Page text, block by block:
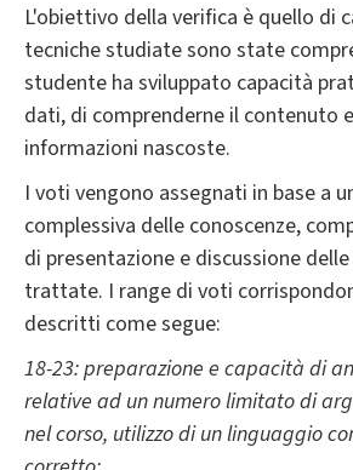
L'obiettivo della verifica è quello di
tecniche studiate sono state
studente ha sviluppato capacità
dati, di comprenderne il contenuto
informazioni nascoste.
I voti vengono assegnati in base a
complessiva delle conoscenze,
di presentazione e discussione
trattate. I range di voti
descritti come segue:
18-23: preparazione e capacità di
relative ad un numero limitato di
nel corso, utilizzo di un linguaggio